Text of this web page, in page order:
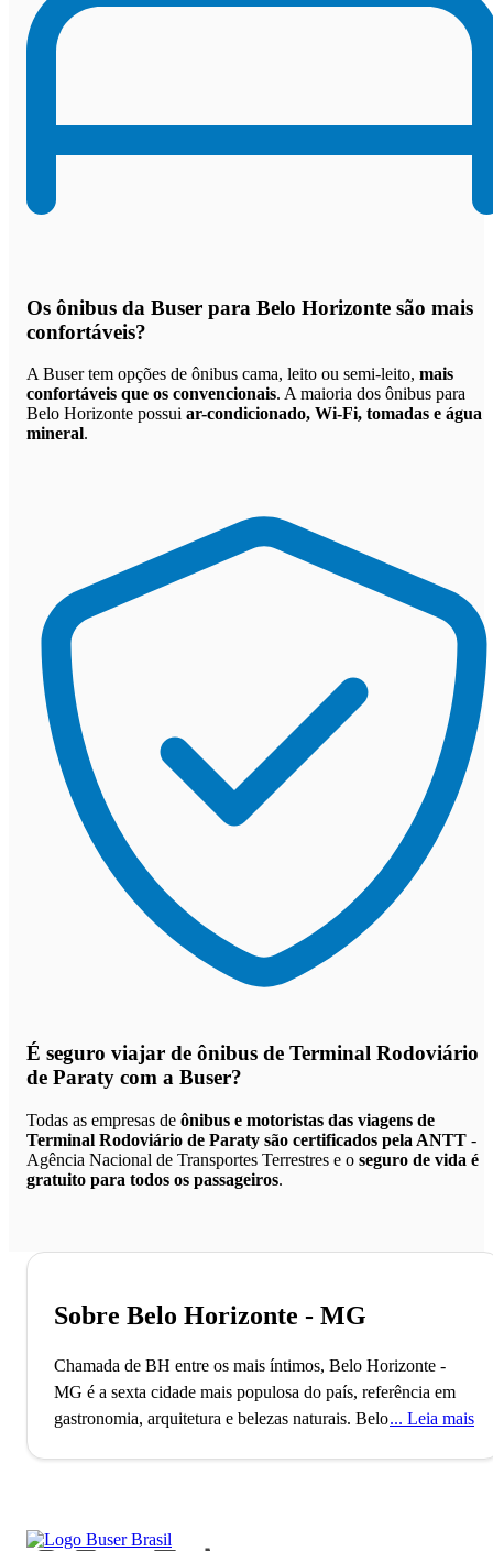
Os ônibus da Buser para Belo Horizonte são mais
confortáveis?
A Buser tem opções de ônibus cama, leito ou semi-leito, mais
confortáveis que os convencionais. A maioria dos ônibus para
Belo Horizonte possui ar-condicionado, Wi-Fi, tomadas e água
mineral.
É seguro viajar de ônibus de Terminal Rodoviário
de Paraty com a Buser?
Todas as empresas de ônibus e motoristas das viagens de
Terminal Rodoviário de Paraty são certificados pela ANTT -
Agência Nacional de Transportes Terrestres e o seguro de vida é
gratuito para todos os passageiros.
Sobre Belo Horizonte - MG
Chamada de BH entre os mais íntimos, Belo Horizonte -
MG é a sexta cidade mais populosa do país, referência em
gastronomia, arquitetura e belezas naturais. Belo Horizonte,
Leia mais